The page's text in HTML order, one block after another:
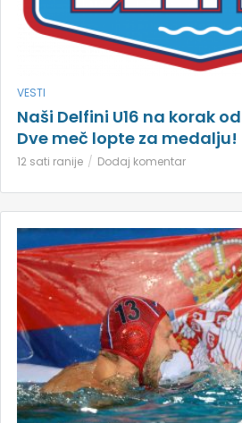
VESTI
Naši Delfini U16 na korak
Dve meč lopte za medalju!
12 sati ranije Dodaj komentar